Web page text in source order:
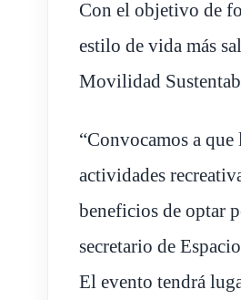
Con el objetivo de
estilo de vida más
Movilidad
“Convocamos a
actividades
beneficios de optar
secretario de
El evento tendrá